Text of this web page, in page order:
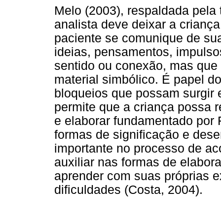
Melo (2003), respaldada
analista deve deixar a
paciente se comunique de
ideias, pensamentos,
sentido ou conexão, mas
material simbólico. É papel
bloqueios que possam surgir
permite que a criança possa
e elaborar fundamentado por
formas de significação e
importante no processo de
auxiliar nas formas de
aprender com suas próprias
dificuldades (Costa, 2004).